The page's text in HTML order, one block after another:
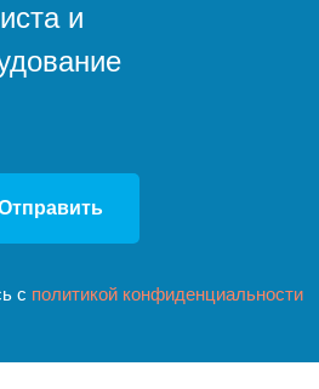
и
c политикой конфиденциальности